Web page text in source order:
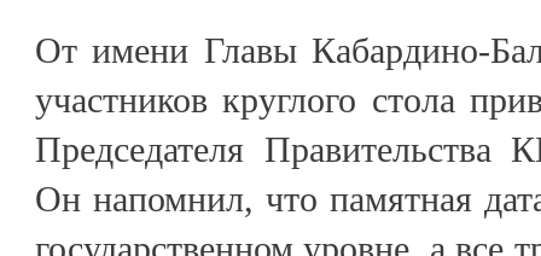
От имени Главы Кабардино-
участников круглого стола
Председателя
Он напомнил, что памятная